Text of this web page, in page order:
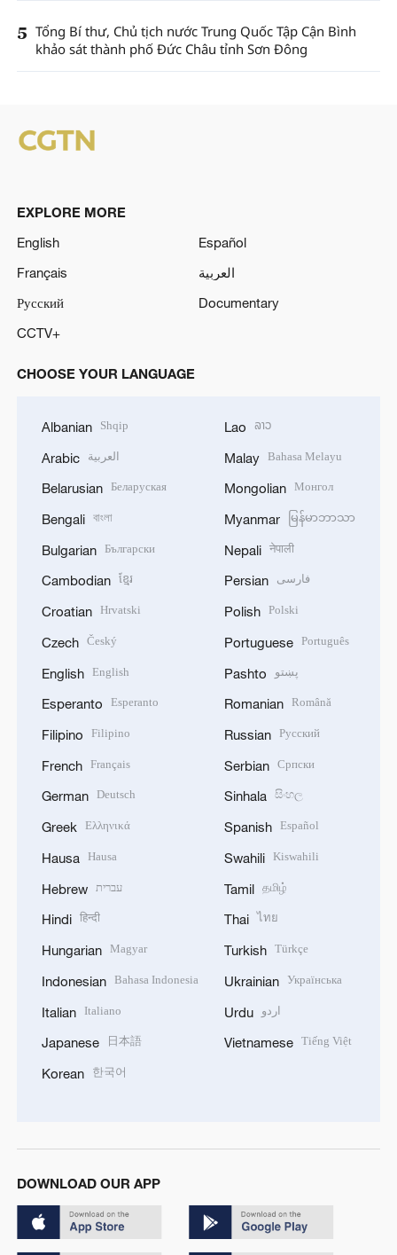
5 Tổng Bí thư, Chủ tịch nước Trung Quốc Tập Cận Bình
khảo sát thành phố Đức Châu tỉnh Sơn Đông
EXPLORE MORE
English
Español
Français
العربية
Русский
Documentary
CCTV+
CHOOSE YOUR LANGUAGE
Albanian Shqip
Arabic العربية
Belarusian Беларуская
Bengali বাংলা
Bulgarian Български
Cambodian ខ្មែរ
Croatian Hrvatski
Czech Český
English English
Esperanto Esperanto
Filipino Filipino
French Français
German Deutsch
Greek Ελληνικά
Hausa Hausa
Hebrew עברית
Hindi हिन्दी
Hungarian Magyar
Indonesian Bahasa Indonesia
Italian Italiano
Japanese 日本語
Korean 한국어
Lao ລາວ
Malay Bahasa Melayu
Mongolian Монгол
Myanmar မြန်မာဘာသာ
Nepali नेपाली
Persian فارسی
Polish Polski
Portuguese Português
Pashto پښتو
Romanian Română
Russian Русский
Serbian Српски
Sinhala සිංහල
Spanish Español
Swahili Kiswahili
Tamil தமிழ்
Thai ไทย
Turkish Türkçe
Ukrainian Українська
Urdu اردو
Vietnamese Tiếng Việt
DOWNLOAD OUR APP